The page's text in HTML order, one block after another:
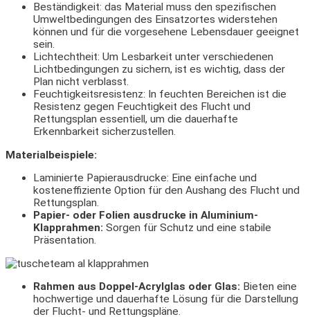
Beständigkeit: das Material muss den spezifischen
Umweltbedingungen des Einsatzortes widerstehen
können und für die vorgesehene Lebensdauer geeignet
sein.
Lichtechtheit: Um Lesbarkeit unter verschiedenen
Lichtbedingungen zu sichern, ist es wichtig, dass der
Plan nicht verblasst.
Feuchtigkeitsresistenz: In feuchten Bereichen ist die
Resistenz gegen Feuchtigkeit des Flucht und
Rettungsplan essentiell, um die dauerhafte
Erkennbarkeit sicherzustellen.
Materialbeispiele:
Laminierte Papierausdrucke: Eine einfache und
kosteneffiziente Option für den Aushang des Flucht und
Rettungsplan.
Papier- oder Folien ausdrucke in Aluminium-
Klapprahmen: Sorgen für Schutz und eine stabile
Präsentation.
Rahmen aus Doppel-Acrylglas oder Glas: Bieten eine
hochwertige und dauerhafte Lösung für die Darstellung
der Flucht- und Rettungspläne.